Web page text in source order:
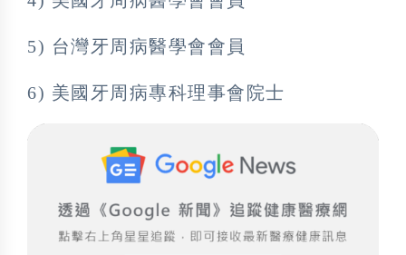
5) 台灣牙周病醫學會會員
6) 美國牙周病專科理事會院士